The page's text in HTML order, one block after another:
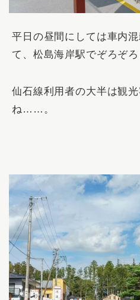
平日の昼間にしては車内
て、松島海岸駅でぞろぞろ
仙石線利用者の大半は観
ね……。